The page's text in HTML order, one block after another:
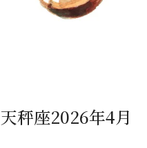
秤座2026年4月